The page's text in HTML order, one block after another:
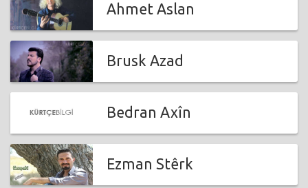
Ahmet Aslan
Brusk Azad
Bedran Axîn
Ezman Stêrk